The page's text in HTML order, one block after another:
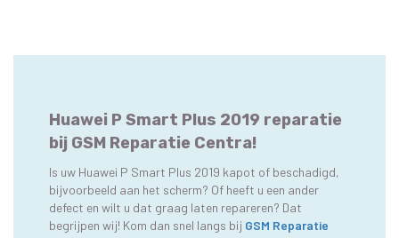
Huawei P Smart Plus 2019 reparatie
bij GSM Reparatie Centra!
Is uw Huawei P Smart Plus 2019 kapot of beschadigd,
bijvoorbeeld aan het scherm? Of heeft u een ander
defect en wilt u dat graag laten repareren? Dat
begrijpen wij! Kom dan snel langs bij GSM Reparatie